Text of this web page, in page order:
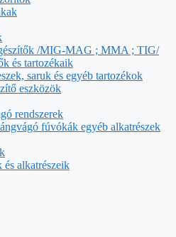
/MIG-MAG ; MMA ; TIG/
és tartozékaik
saruk és egyéb tartozékok
eszközök
rendszerek
fúvókák egyéb alkatrészek
és alkatrészeik